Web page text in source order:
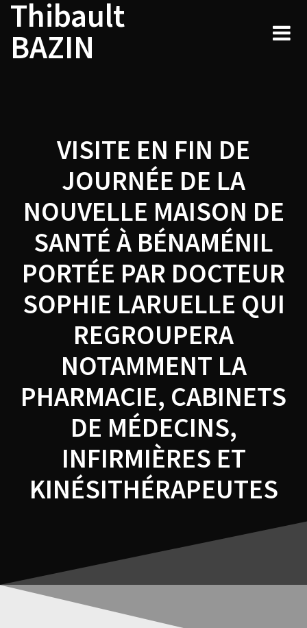
Skip
content
Thibault
BAZIN
VISITE EN FIN DE
JOURNÉE DE LA
NOUVELLE MAISON DE
SANTÉ À BÉNAMÉNIL
PORTÉE PAR DOCTEUR
SOPHIE LARUELLE QUI
REGROUPERA
NOTAMMENT LA
PHARMACIE, CABINETS
DE MÉDECINS,
INFIRMIÈRES ET
KINÉSITHÉRAPEUTES
Navigation
de